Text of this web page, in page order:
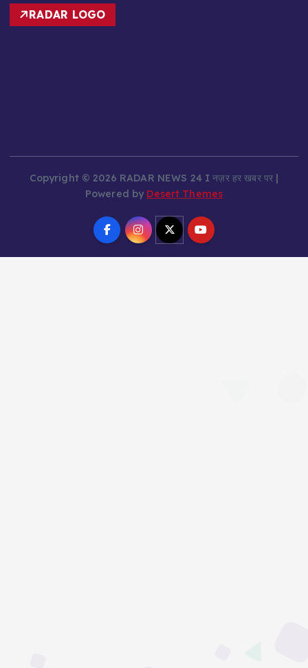
RADAR LOGO
Copyright © 2026 RADAR NEWS 24 I नज़र हर खबर पर |
Powered by Desert Themes